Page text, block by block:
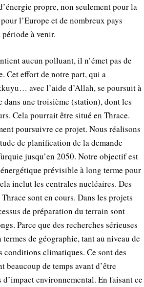
propre, non seulement pour la
l’Europe et de nombreux pays
à venir.
aucun polluant, il n’émet pas de
Cet effort de notre part, qui a
avec l’aide d’Allah, se poursuit à
dans une troisième (station), dont les
Cela pourrait être situé en Thrace.
poursuivre ce projet. Nous réalisons
de planification de la demande
jusqu’en 2050. Notre objectif est
prévisible à long terme pour
inclut les centrales nucléaires. Des
sont en cours. Dans les projets
de préparation du terrain sont
Parce que des recherches sérieuses
termes de géographie, tant au niveau de
conditions climatiques. Ce sont des
beaucoup de temps avant d’être
d’impact environnemental. En faisant ce